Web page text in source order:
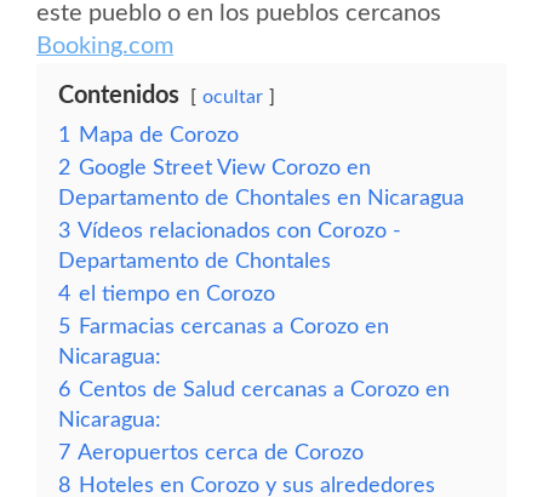
este pueblo o en los pueblos cercanos
Booking.com
Contenidos ocultar
1
Mapa de Corozo
2 Google Street View Corozo en
Departamento de Chontales en Nicaragua
3 Vídeos relacionados con Corozo -
Departamento de Chontales
4 el tiempo en Corozo
5 Farmacias cercanas a Corozo en
Nicaragua:
6 Centos de Salud cercanas a Corozo en
Nicaragua:
7 Aeropuertos cerca de Corozo
8 Hoteles en Corozo y sus alrededores